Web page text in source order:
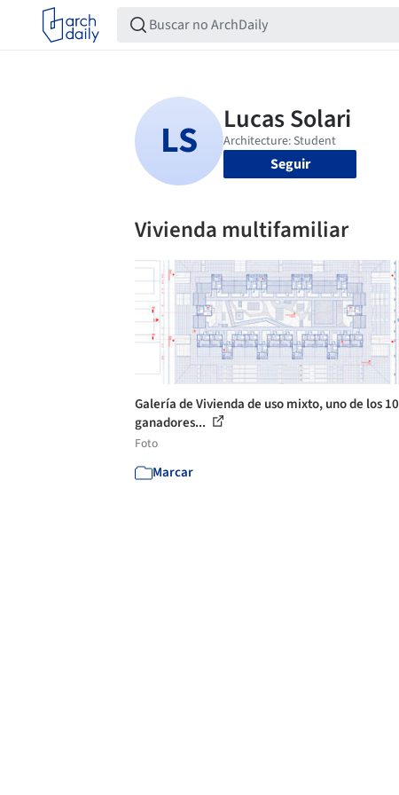
Seguir
Vivienda multifamiliar
Galería de Vivienda de uso mixto, uno de los 10
ganadores...
Foto
Marcar